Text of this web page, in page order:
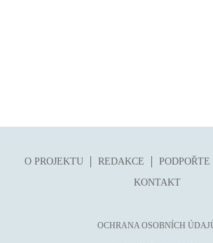
O PROJEKTU REDAKCE PODPOŘTE
KONTAKT
OCHRANA OSOBNÍCH